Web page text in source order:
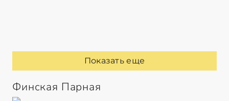
Показать еще
Финская Парная